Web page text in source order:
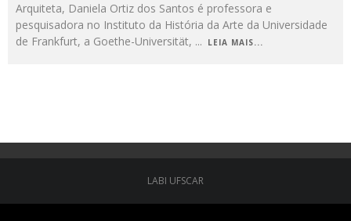
Arquiteta, Daniela Ortiz dos Santos é professora e
pesquisadora no Instituto da História da Arte da Universidade
de Frankfurt, a Goethe-Universität, ... LEIA MAIS...
LABI UFSCAR